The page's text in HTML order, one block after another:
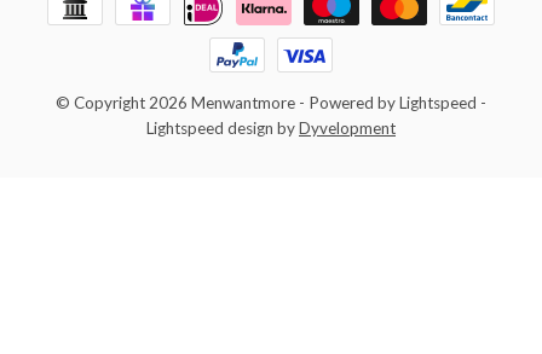
© Copyright 2026 Menwantmore - Powered byLightspeed -
Lightspeed design byDyvelopment